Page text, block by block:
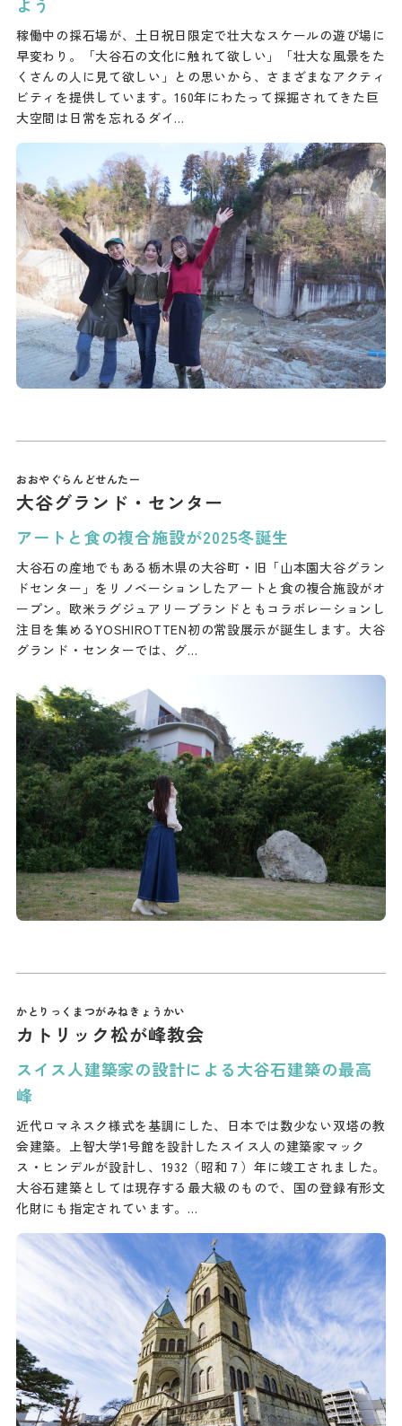
稼働中の採石場が、土日祝日限定で壮大なスケールの遊び場に
早変わり。「大谷石の文化に触れて欲しい」「壮大な風景をた
くさんの人に見て欲しい」との思いから、さまざまなアクティ
ビティを提供しています。160年にわたって採掘されてきた巨
大空間は日常を忘れるダイ…
大谷グランド・センター
アートと食の複合施設が2025冬誕生
大谷石の産地でもある栃木県の大谷町・旧「山本園大谷グラン
ドセンター」をリノベーションしたアートと食の複合施設がオ
ープン。欧米ラグジュアリーブランドともコラボレーションし
注目を集めるYOSHIROTTEN初の常設展示が誕生します。大谷
グランド・センターでは、グ…
カトリック松が峰教会
スイス人建築家の設計による大谷石建築の最高
峰
近代ロマネスク様式を基調にした、日本では数少ない双塔の教
会建築。上智大学1号館を設計したスイス人の建築家マック
ス・ヒンデルが設計し、1932（昭和７）年に竣工されました。
大谷石建築としては現存する最大級のもので、国の登録有形文
化財にも指定されています。…